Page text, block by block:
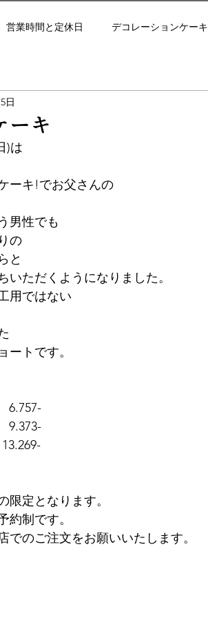
営業時間と定休日 デコレーションケーキ
ーキ
日
)は
ーキ!でお父さんの
男性でも
の
と
いただくようになりました。
用ではない
ートです。
6.757-
9.373-
限定となります。
約制です。
でのご注文をお願いいたします。